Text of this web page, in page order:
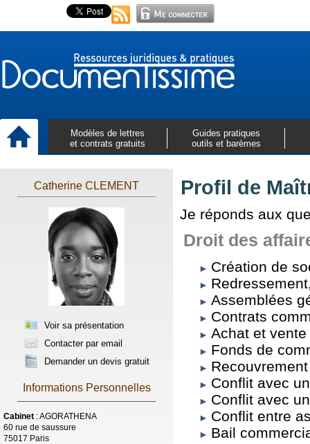
Modèles de lettres
et contrats gratuits
Guides pratiques
outils et barèmes
Catherine CLEMENT
Voir sa présentation
Contacter par email
Demander un devis gratuit
Informations Personnelles
Cabinet : AGORATHENA
60 rue de saussure
75017 Paris
Profil de
Je réponds aux
Droit des
Création de
Assemblées
Contrats
Achat et
Fonds de
Conflit avec
Conflit avec
Conflit entre
Bail